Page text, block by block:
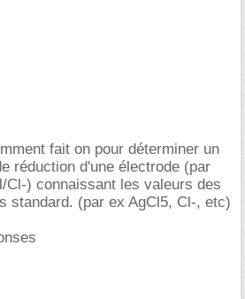
fait on pour déterminer un
réduction d'une électrode (par
Cl-) connaissant les valeurs des
standard. (par ex AgCl5, Cl-, etc)